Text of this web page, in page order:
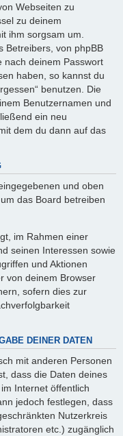
Webseiten zu
zu deinem
ihm sorgsam um.
Betreibers, von phpBB
nach deinem Passwort
haben, so kannst du
benutzen. Die
Benutzernamen und
ein neu
dem du dann auf das
und oben
das Board betreiben
im Rahmen einer
seinen Interessen sowie
und Aktionen
von deinem Browser
sofern dies zur
DEINER DATEN
mit anderen Personen
dass die Daten deines
Internet öffentlich
jedoch festlegen, dass
Nutzerkreis
etc.) zugänglich